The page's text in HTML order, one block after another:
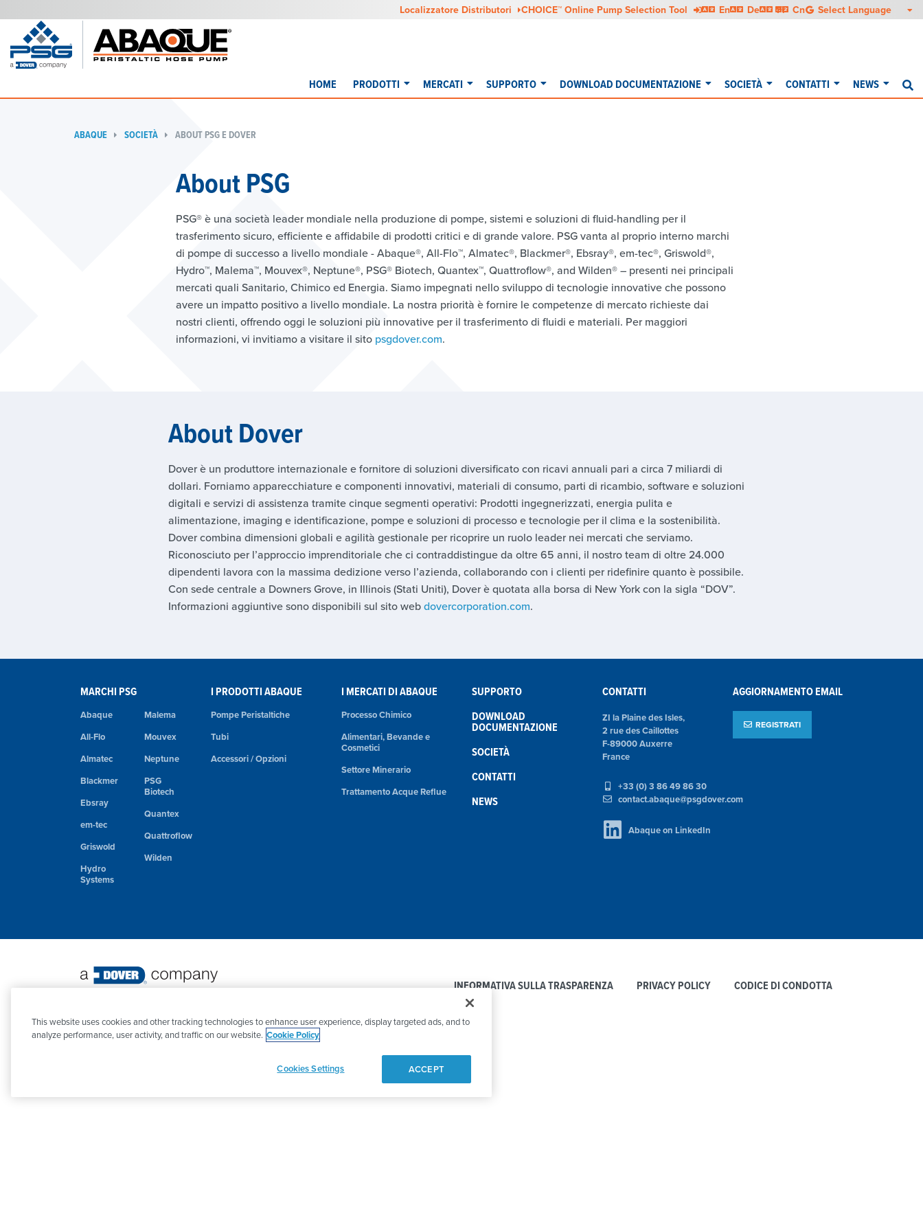
Localizzatore Distributori CHOICE™ Online Pump Selection Tool En English
De Deutsch
Fr Français
Cn 中文
HOME PRODOTTI MERCATI SUPPORTO DOWNLOAD DOCUMENTAZIONE SOCIETÀ CONTATTI NEWS
ABAQUE SOCIETÀ ABOUT PSG E DOVER
About PSG
PSG® è una società leader mondiale nella produzione di pompe, sistemi e soluzioni di fluid-handling per il
trasferimento sicuro, efficiente e affidabile di prodotti critici e di grande valore. PSG vanta al proprio interno marchi
di pompe di successo a livello mondiale - Abaque®, All-Flo™, Almatec®, Blackmer®, Ebsray®, em-tec®, Griswold®,
Hydro™, Malema™, Mouvex®, Neptune®, PSG® Biotech, Quantex™, Quattroflow®, and Wilden® – presenti nei principali
mercati quali Sanitario, Chimico ed Energia. Siamo impegnati nello sviluppo di tecnologie innovative che possono
avere un impatto positivo a livello mondiale. La nostra priorità è fornire le competenze di mercato richieste dai
nostri clienti, offrendo oggi le soluzioni più innovative per il trasferimento di fluidi e materiali. Per maggiori
informazioni, vi invitiamo a visitare il sito psgdover.com.
About Dover
Dover è un produttore internazionale e fornitore di soluzioni diversificato con ricavi annuali pari a circa 7 miliardi di
dollari. Forniamo apparecchiature e componenti innovativi, materiali di consumo, parti di ricambio, software e soluzioni
digitali e servizi di assistenza tramite cinque segmenti operativi: Prodotti ingegnerizzati, energia pulita e
alimentazione, imaging e identificazione, pompe e soluzioni di processo e tecnologie per il clima e la sostenibilità.
Dover combina dimensioni globali e agilità gestionale per ricoprire un ruolo leader nei mercati che serviamo.
Riconosciuto per l’approccio imprenditoriale che ci contraddistingue da oltre 65 anni, il nostro team di oltre 24.000
dipendenti lavora con la massima dedizione verso l’azienda, collaborando con i clienti per ridefinire quanto è possibile.
Con sede centrale a Downers Grove, in Illinois (Stati Uniti), Dover è quotata alla borsa di New York con la sigla “DOV”.
Informazioni aggiuntive sono disponibili sul sito webdovercorporation.com.
MARCHI PSG
Abaque
All-Flo
Almatec
Blackmer
Ebsray
em-tec
Griswold
Hydro
Systems
Malema
Mouvex
Neptune
PSG
Biotech
Quantex
Quattroflow
Wilden
I PRODOTTI ABAQUE
Pompe Peristaltiche
Tubi
Accessori / Opzioni
I MERCATI DI ABAQUE
Processo Chimico
Alimentari, Bevande e
Cosmetici
Settore Minerario
Trattamento Acque Reflue
SUPPORTO
DOWNLOAD
DOCUMENTAZIONE
SOCIETÀ
CONTATTI
NEWS
CONTATTI
ZI la Plaine des Isles,
2 rue des Caillottes
F-89000 Auxerre
France
+33 (0) 3 86 49 86 30
contact.abaque@psgdover.com
Abaque on LinkedIn
AGGIORNAMENTO EMAIL
REGISTRATI
INFORMATIVA SULLA TRASPARENZA PRIVACY POLICY CODICE DI CONDOTTA
This website uses cookies and other tracking technologies to enhance user experience, display targeted ads, and to
analyze performance, user activity, and traffic on our website. Cookie Policy
Cookies Settings ACCEPT